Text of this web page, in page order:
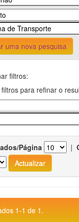
uma nova pesquisa
filtros:
filtros para refinar o
Página |
1-1 de 1.